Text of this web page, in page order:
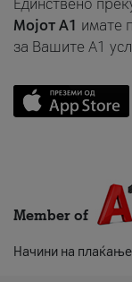
Единствено
Мојот A1 имате
за Вашите A1
Member of
Начини на плаќање